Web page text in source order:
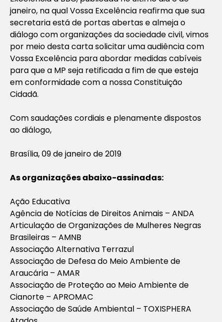
janeiro, na qual Vossa Excelência reafirma que sua
secretaria está de portas abertas e almeja o
diálogo com organizações da sociedade civil, vimos
por meio desta carta solicitar uma audiência com
Vossa Excelência para abordar medidas cabíveis
para que a MP seja retificada a fim de que esteja
em conformidade com a nossa Constituição
Cidadã.
Com saudações cordiais e plenamente dispostos
ao diálogo,
Brasília, 09 de janeiro de 2019
As organizações abaixo-assinadas:
Ação Educativa
Agência de Notícias de Direitos Animais – ANDA
Articulação de Organizações de Mulheres Negras
Brasileiras – AMNB
Associação Alternativa Terrazul
Associação de Defesa do Meio Ambiente de
Araucária – AMAR
Associação de Proteção ao Meio Ambiente de
Cianorte – APROMAC
Associação de Saúde Ambiental – TOXISPHERA